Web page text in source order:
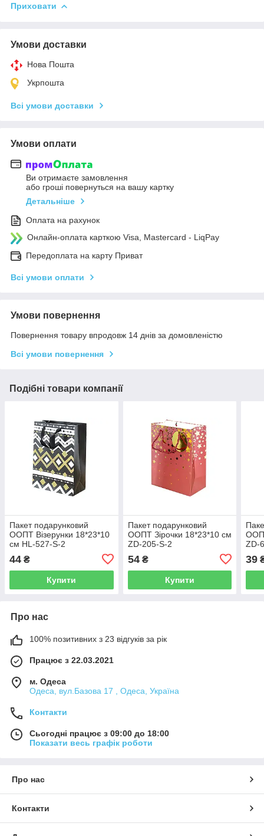
Приховати
Умови доставки
Нова Пошта
Укрпошта
Всі умови доставки
Умови оплати
Ви отримаєте замовлення
або гроші повернуться на вашу картку
Детальніше
Оплата на рахунок
Онлайн-оплата карткою Visa, Mastercard - LiqPay
Передоплата на карту Приват
Всі умови оплати
Умови повернення
Повернення товару впродовж 14 днів за домовленістю
Всі умови повернення
Подібні товари компанії
Пакет подарунковий
ООПТ Візерунки 18*23*10
см HL-527-S-2
44 ₴
Купити
Пакет подарунковий
ООПТ Зірочки 18*23*10 см
ZD-205-S-2
54₴
Купити
ZD-
39
Про нас
100% позитивних з 23 відгуків за рік
Працює з 22.03.2021
м. Одеса
Одеса, вул.Базова 17 , Одеса, Україна
Контакти
Сьогодні працює з 09:00 до 18:00
Показати весь графік роботи
Про нас
Контакти